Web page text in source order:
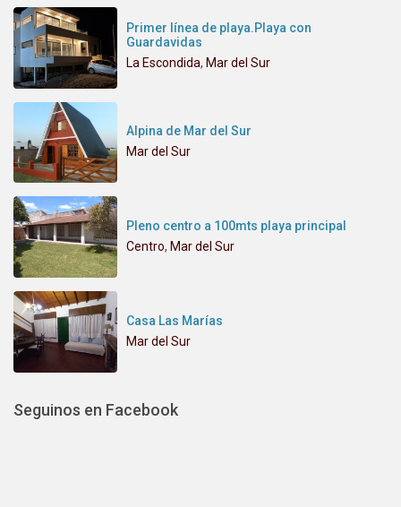
Primer línea de playa.Playa con
Guardavidas
La Escondida, Mar del Sur
Alpina de Mar del Sur
Mar del Sur
Pleno centro a 100mts playa principal
Centro, Mar del Sur
Casa Las Marías
Mar del Sur
Seguinos en Facebook